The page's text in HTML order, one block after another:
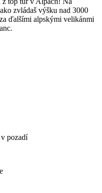
zvládaš výšku nad 3000
ďalšími alpskými velikánmi
pozadí